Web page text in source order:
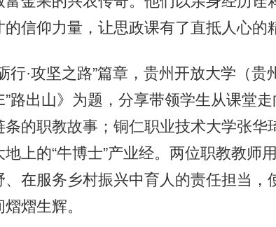
的信仰力量，让思政课有了直抵人心的
·攻坚之路”篇章，贵州开放大学（贵
路出山》为题，分享带领学生从课堂
条的职教故事；铜仁职业技术大学张华
上的“牛博士”产业经。两位职教教师
、在服务乡村振兴中育人的责任担当，
熠生辉。